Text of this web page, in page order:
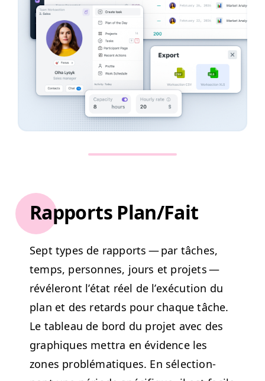
Rapports Plan/Fait
Sept types de rap­ports — par tâch­es,
temps, per­son­nes, jours et pro­jets —
révéleront l’é­tat réel de l’exé­cu­tion du
plan et des retards pour chaque tâche.
Le tableau de bord du pro­jet avec des
graphiques met­tra en évi­dence les
zones prob­lé­ma­tiques. En sélec­tion­